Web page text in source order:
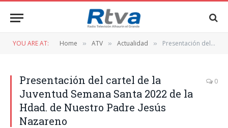
YOU ARE AT: Home » ATV » Actualidad » Presentación del cartel de la Juventud Semana Santa 2022 de la Hdad. de Nuestro Padre Jesús Nazareno
Presentación del cartel de la
Juventud Semana Santa 2022 de la
Hdad. de Nuestro Padre Jesús
Nazareno
0